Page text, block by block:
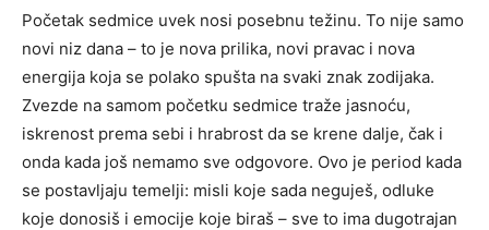
Početak sedmice uvek nosi posebnu težinu. To nije samo
novi niz dana – to je nova prilika, novi pravac i nova
energija koja se polako spušta na svaki znak zodijaka.
Zvezde na samom početku sedmice traže jasnoću,
iskrenost prema sebi i hrabrost da se krene dalje, čak i
onda kada još nemamo sve odgovore. Ovo je period kada
se postavljaju temelji: misli koje sada neguješ, odluke
koje donosiš i emocije koje biraš – sve to ima dugotrajan